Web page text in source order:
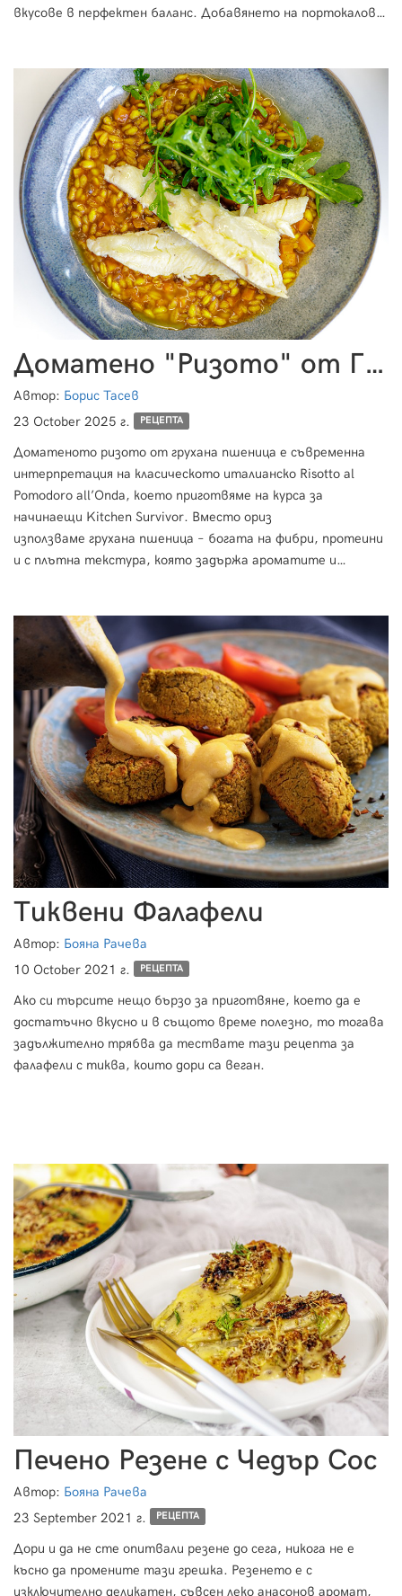
вкусове в перфектен баланс. Добавянето на портокалов
дълбочина и пробиотична свежест. Ястие, което изгле
Доматено "Ризото" от Грухана Пшеница
Автор: Борис Тасев
23 October 2025 г.
РЕЦЕПТА
Доматеното ризото от грухана пшеница е съвременна
интерпретация на класическото италианско Risotto al
Pomodoro all’Onda, което приготвяме на курса за
начинаещи Kitchen Survivor. Вместо ориз
използваме грухана пшеница – богата на фибри, протеини
и с плътна текстура, която задържа ароматите и
добавят естествена киселинност и комплексност на в
Тиквени Фалафели
Автор: Бояна Рачева
10 October 2021 г.
РЕЦЕПТА
Ако си търсите нещо бързо за приготвяне, което да е
достатъчно вкусно и в същото време полезно, то тогава
задължително трябва да тествате тази рецепта за
фалафели с тиква, които дори са веган.
Печено Резене с Чедър Сос
Автор: Бояна Рачева
23 September 2021 г.
РЕЦЕПТА
Дори и да не сте опитвали резене до сега, никога не е
късно да промените тази грешка. Резенето е с
изключително деликатен, съвсен леко анасонов аромат,